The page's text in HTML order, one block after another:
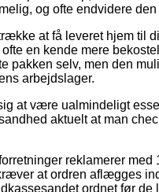
og ofte endvidere
at få leveret hjem til
en kende mere
pakken selv, men den
arbejdslager.
at være ualmindeligt
aktuelt at man
reklamerer
at ordren aflægges
ordnet før de